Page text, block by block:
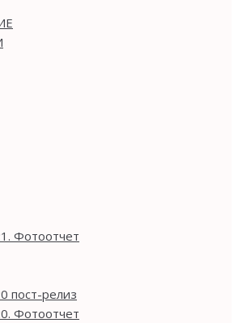
Фотоотчет
пост-релиз
Фотоотчет